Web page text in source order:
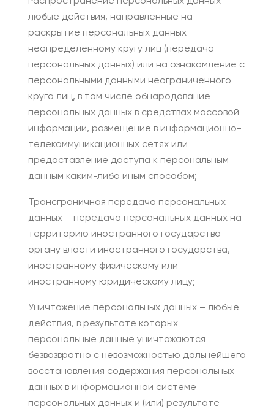
любые действия, направленные на
раскрытие персональных данных
неопределенному кругу лиц (передача
персональных данных) или на ознакомление с
персональными данными неограниченного
круга лиц, в том числе обнародование
персональных данных в средствах массовой
информации, размещение в информационно-
телекоммуникационных сетях или
предоставление доступа к персональным
данным каким-либо иным способом;
Трансграничная передача персональных
данных – передача персональных данных на
территорию иностранного государства
органу власти иностранного государства,
иностранному физическому или
иностранному юридическому лицу;
Уничтожение персональных данных – любые
действия, в результате которых
персональные данные уничтожаются
безвозвратно с невозможностью дальнейшего
восстановления содержания персональных
данных в информационной системе
персональных данных и (или) результате